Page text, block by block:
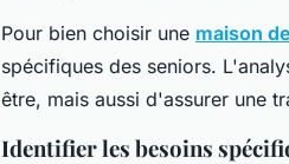
Pour bien choisir une maison
spécifiques des seniors.
être, mais aussi d'assurer une
Identifier les besoins